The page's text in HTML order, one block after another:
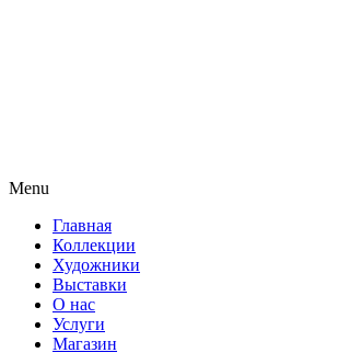
Menu
Главная
Коллекции
Художники
Выставки
О нас
Услуги
Магазин